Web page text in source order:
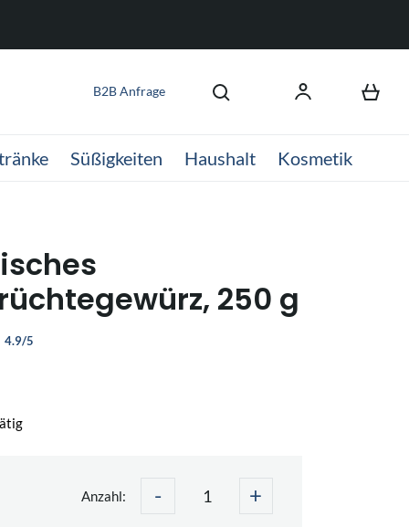
B2B Anfrage
Süßigkeiten Haushalt Kosmetik
250 g
4.9/5
Anzahl: - +